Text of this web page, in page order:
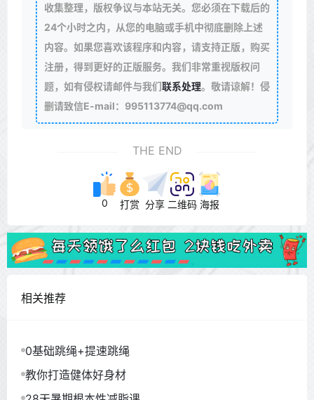
收集整理，版权争议与本站无关。您必须在下载后的
24个小时之内，从您的电脑或手机中彻底删除上述
内容。如果您喜欢该程序和内容，请支持正版，购买
注册，得到更好的正版服务。我们非常重视版权问
题，如有侵权请邮件与我们联系处理。敬请谅解！侵
删请致信E-mail：995113774@qq.com
THE END
0 打赏 分享 二维码 海报
相关推荐
0基础跳绳+提速跳绳
教你打造健体好身材